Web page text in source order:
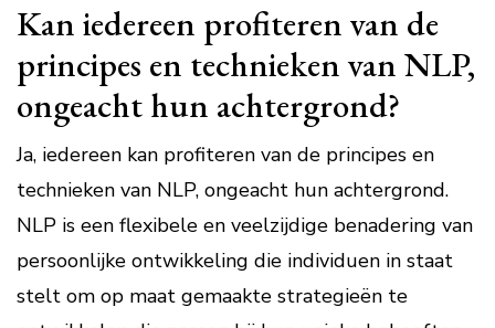
Kan iedereen profiteren van de
principes en technieken van NLP,
ongeacht hun achtergrond?
Ja, iedereen kan profiteren van de principes en
technieken van NLP, ongeacht hun achtergrond.
NLP is een flexibele en veelzijdige benadering van
persoonlijke ontwikkeling die individuen in staat
stelt om op maat gemaakte strategieën te